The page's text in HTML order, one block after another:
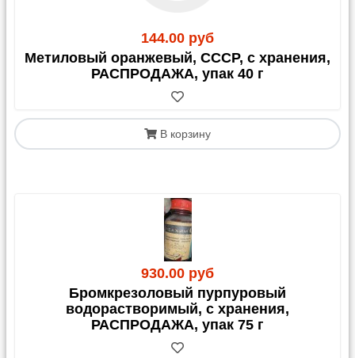
144.00 руб
Метиловый оранжевый, СССР, с хранения,
РАСПРОДАЖА, упак 40 г
В корзину
930.00 руб
Бромкрезоловый пурпуровый
водорастворимый, с хранения,
РАСПРОДАЖА, упак 75 г